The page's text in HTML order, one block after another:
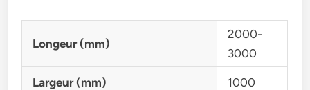
Longeur (mm)
2000-
3000
Largeur (mm) 1000